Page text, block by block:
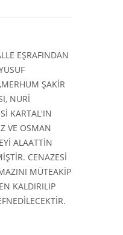
EŞRAFINDAN
ŞAKİR
NURİ
KARTAL'IN
VE OSMAN
ALAATTİN
CENAZESİ
MÜTEAKİP
KALDIRILIP